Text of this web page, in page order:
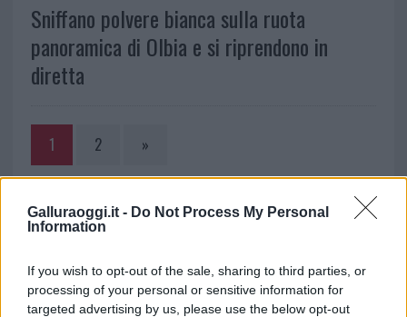
Galluraoggi.it - Do Not Process My Personal
Information
If you wish to opt-out of the sale, sharing to third parties, or
processing of your personal or sensitive information for
targeted advertising by us, please use the below opt-out
Sniffano polvere bianca sulla ruota
panoramica di Olbia e si riprendono in
diretta
1 2 »
NOTIZIE RECENTI
Giorgia Meloni a La Maddalena, la vicesindaco:
“Orgoglio e discrezione per visita privata̶…